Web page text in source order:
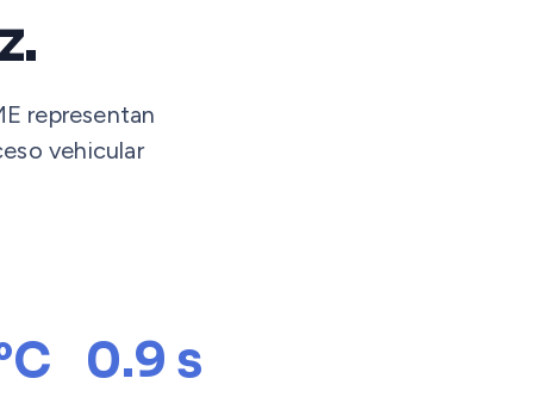
representan
vehicular
0.9 s